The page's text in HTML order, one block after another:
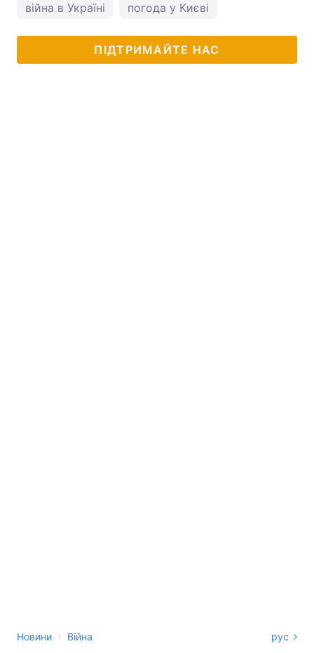
війна в Україні погода у Києві
ПІДТРИМАЙТЕ НАС
Новини › Війна рус